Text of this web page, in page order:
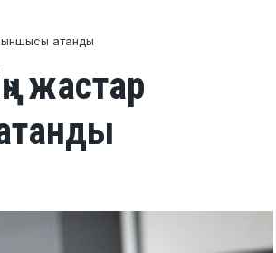
атанды
жастар